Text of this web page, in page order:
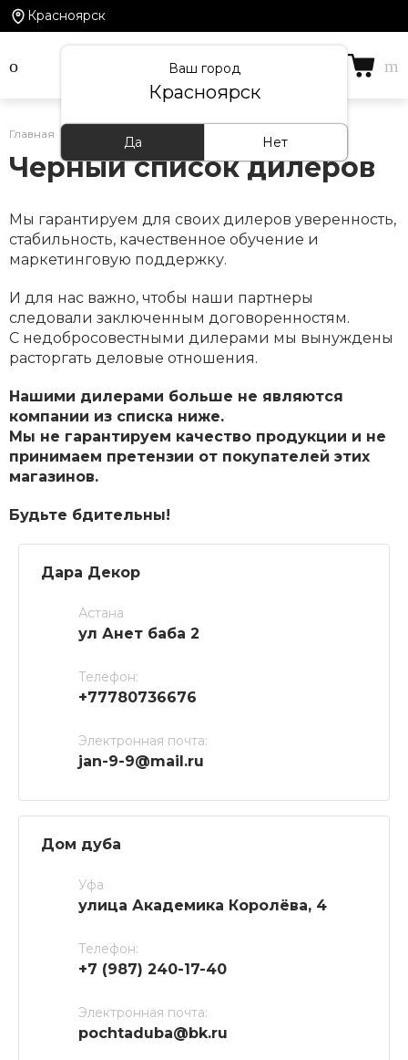
Красноярск
Ваш город
Красноярск
Да Нет
Главная Информация Черный список дилеров
Черный список дилеров
Мы гарантируем для своих дилеров уверенность,
стабильность, качественное обучение и
маркетинговую поддержку.
И для нас важно, чтобы наши партнеры
следовали заключенным договоренностям.
С недобросовестными дилерами мы вынуждены
расторгать деловые отношения.
Нашими дилерами больше не являются
компании из списка ниже.
Мы не гарантируем качество продукции и не
принимаем претензии от покупателей этих
магазинов.
Будьте бдительны!
Дара Декор
Астана
ул Анет баба 2
Телефон:
+77780736676
Электронная почта:
jan-9-9@mail.ru
Дом дуба
Уфа
улица Академика Королёва, 4
Телефон:
+7 (987) 240-17-40
Электронная почта:
pochtaduba@bk.ru